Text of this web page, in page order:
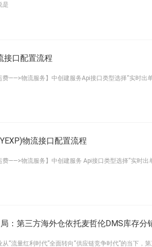
是
接口配置流程
费——>物流服务】中创建服务Api接口类型选择“实时出
物流接口配置流程
费——>物流服务】中创建服务 Api接口类型选择“实时出
：第三方海外仓依托麦哲伦DMS库存分
“流量红利时代”全面转向“供应链竞争时代”的当下，